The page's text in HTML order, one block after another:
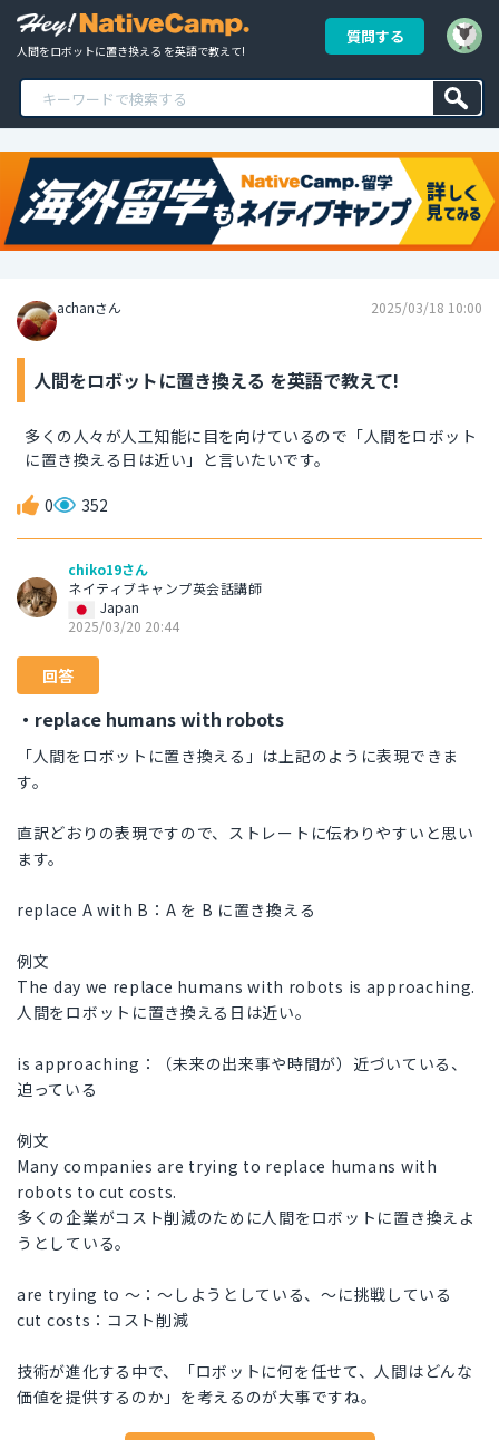
人間をロボットに置き換える を英語で教えて!
質問する
achanさん 2025/03/18 10:00
人間をロボットに置き換える を英語で教えて!
多くの人々が人工知能に目を向けているので「人間をロボット
に置き換える日は近い」と言いたいです。
0 352
chiko19さん
ネイティブキャンプ英会話講師
Japan
2025/03/20 20:44
回答
・replace humans with robots
「人間をロボットに置き換える」は上記のように表現できま
す。
直訳どおりの表現ですので、ストレートに伝わりやすいと思い
ます。
replace A with B：A を B に置き換える
例文
The day we replace humans with robots is approaching.
人間をロボットに置き換える日は近い。
is approaching：（未来の出来事や時間が）近づいている、
迫っている
例文
Many companies are trying to replace humans with
robots to cut costs.
多くの企業がコスト削減のために人間をロボットに置き換えよ
うとしている。
are trying to ～：～しようとしている、～に挑戦している
cut costs：コスト削減
技術が進化する中で、「ロボットに何を任せて、人間はどんな
価値を提供するのか」を考えるのが大事ですね。